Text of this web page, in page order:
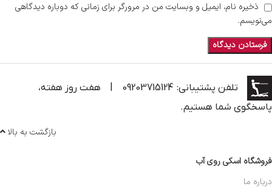
ذخیره نام، ایمیل و وبسایت من در مرورگر برای زمانی که دوباره دیدگاهی
می‌نویسم.
تلفن پشتیبانی: 09203715124
هفت روز هفته،
پاسخگوی شما هستیم.
بازگشت به بالا
فروشگاه اسکی روی آب
درباره ما